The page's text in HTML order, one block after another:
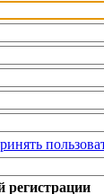
регистрации